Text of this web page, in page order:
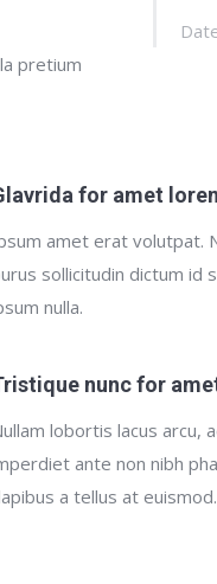
pretium
for amet
amet erat volutpat.
sollicitudin dictum id
nulla.
nunc for
lobortis lacus arcu,
ante non nibh
a tellus at euismod.